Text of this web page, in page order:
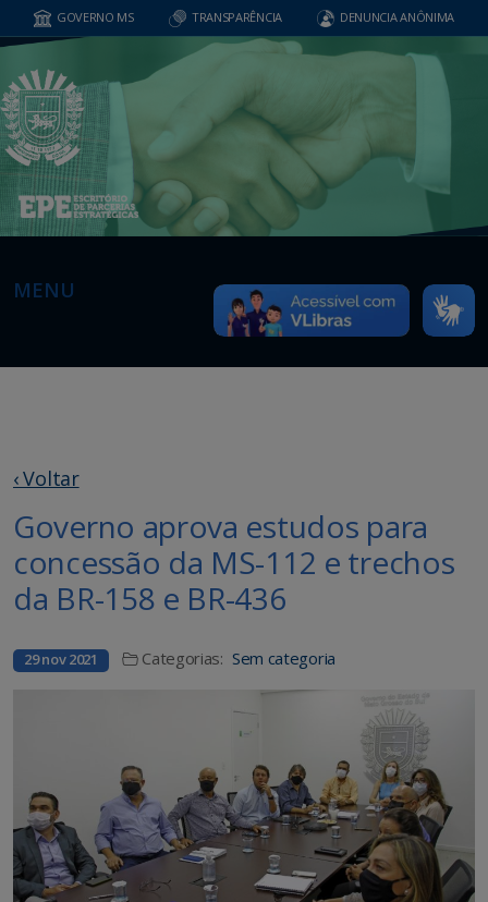
GOVERNO MS TRANSPARÊNCIA DENUNCIA ANÔNIMA
MENU
‹ Voltar
Governo aprova estudos para
concessão da MS-112 e trechos
da BR-158 e BR-436
29 nov 2021 Categorias: Sem categoria